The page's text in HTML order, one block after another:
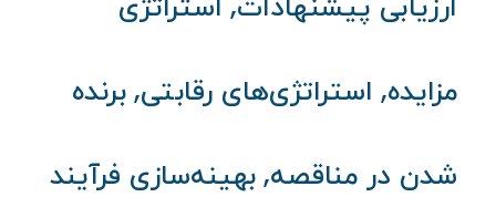
ارزیابی پیشنهادات استراتژی
مزایده, استراتژی‌های رقابتی, برنده
شدن در مناقصه, بهینه‌سازی فرآیند